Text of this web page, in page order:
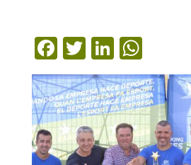
Fa
ce
bo
ok
T
wi
tt
er
Li
nk
ed
In
W
ha
ts
A
pp